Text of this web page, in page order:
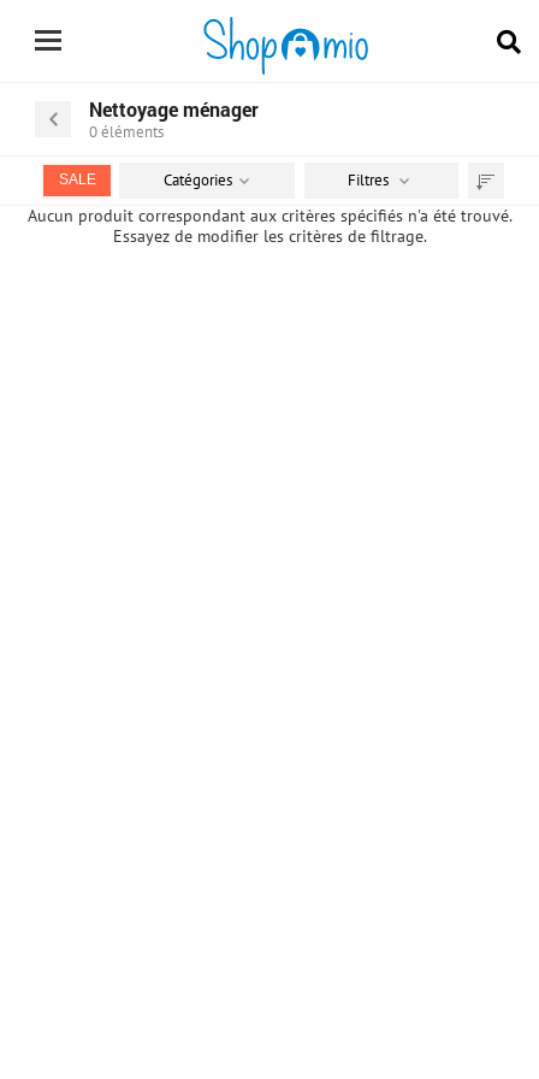
Nettoyage ménager
0éléments
SALE
Trier
Catégories Filtres
Aucun produit correspondant aux critères spécifiés n'a été trouvé.
Essayez de modifier les critères de filtrage.